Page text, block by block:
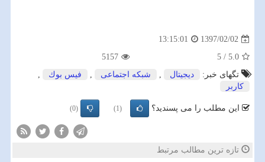
1397/02/02
13:15:01
5.0
/
5
5157
تگهای خبر:
دیجیتال , شبكه اجتماعی , فیس بوك
,
كاربر
این مطلب را می پسندید؟ (1)
(0)
تازه ترین مطالب مرتبط